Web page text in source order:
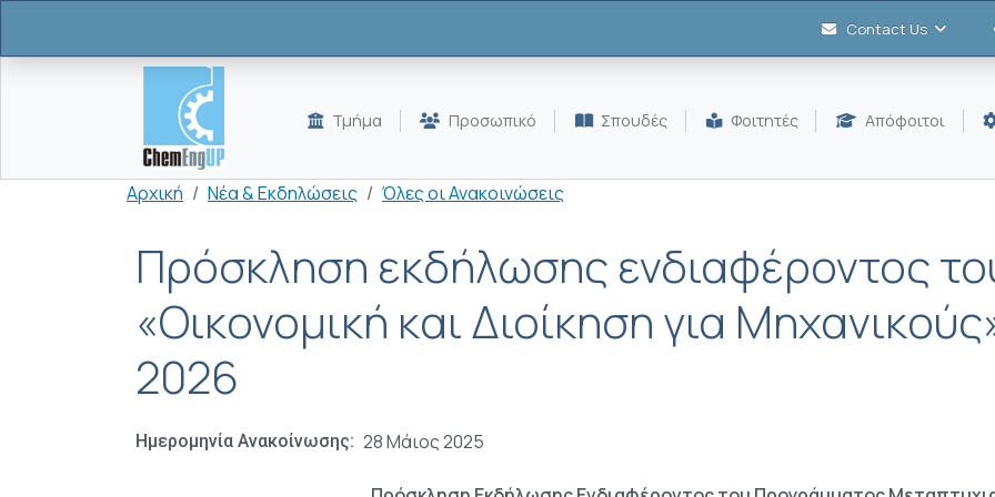
Contact Us
Τμήμα Προσωπικό Σπουδές Φοιτητές Απόφοιτοι
Breadcrumb
Αρχική Νέα & Εκδηλώσεις Όλες οι Ανακοινώσεις
Πρόσκληση εκδήλωσης ενδιαφέροντος
«Οικονομική και Διοίκηση για
2026
Ημερομηνία Ανακοίνωσης 28 Μάιος 2025